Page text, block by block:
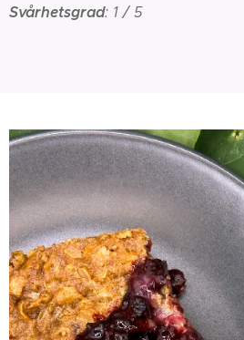
Svårhetsgrad: 1 / 5